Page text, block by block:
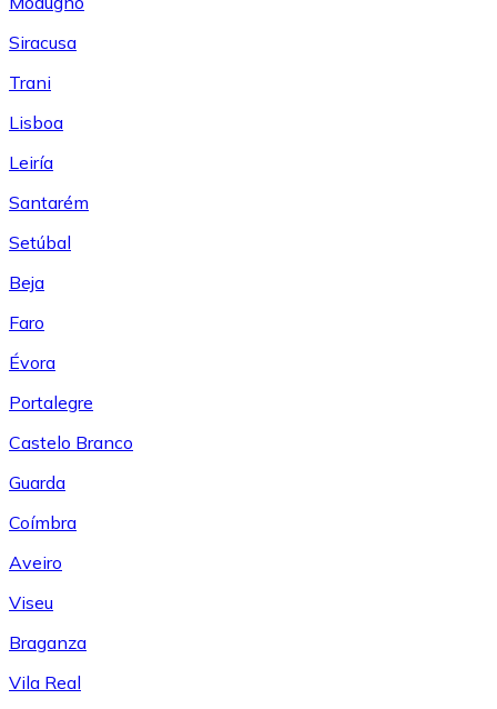
Siracusa
Trani
Lisboa
Leiría
Santarém
Setúbal
Beja
Faro
Évora
Portalegre
Castelo Branco
Guarda
Coímbra
Aveiro
Viseu
Braganza
Vila Real